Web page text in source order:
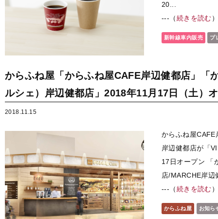
20...
---（続きを読む
新幹線車内販売 プ
からふね屋「からふね屋CAFE岸辺健都店」「
ルシェ）岸辺健都店」2018年11月17日（土）
2018.11.15
からふね屋CAFE
岸辺健都店が「
17日オープン 「
店/MARCHE岸辺
---（続きを読む
からふね屋 お知ら